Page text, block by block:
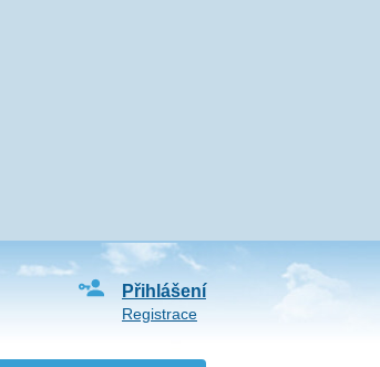
Přihlášení
Registrace